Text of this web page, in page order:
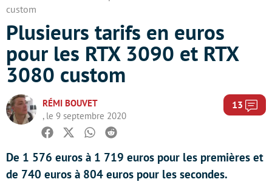
custom
Plusieurs tarifs en euros
pour les RTX 3090 et RTX
3080 custom
RÉMI BOUVET
, le 9 septembre 2020
13
Facebook
TwitterWhatsapp
Reddit
De 1 576 euros à 1 719 euros pour les premières et
de 740 euros à 804 euros pour les secondes.